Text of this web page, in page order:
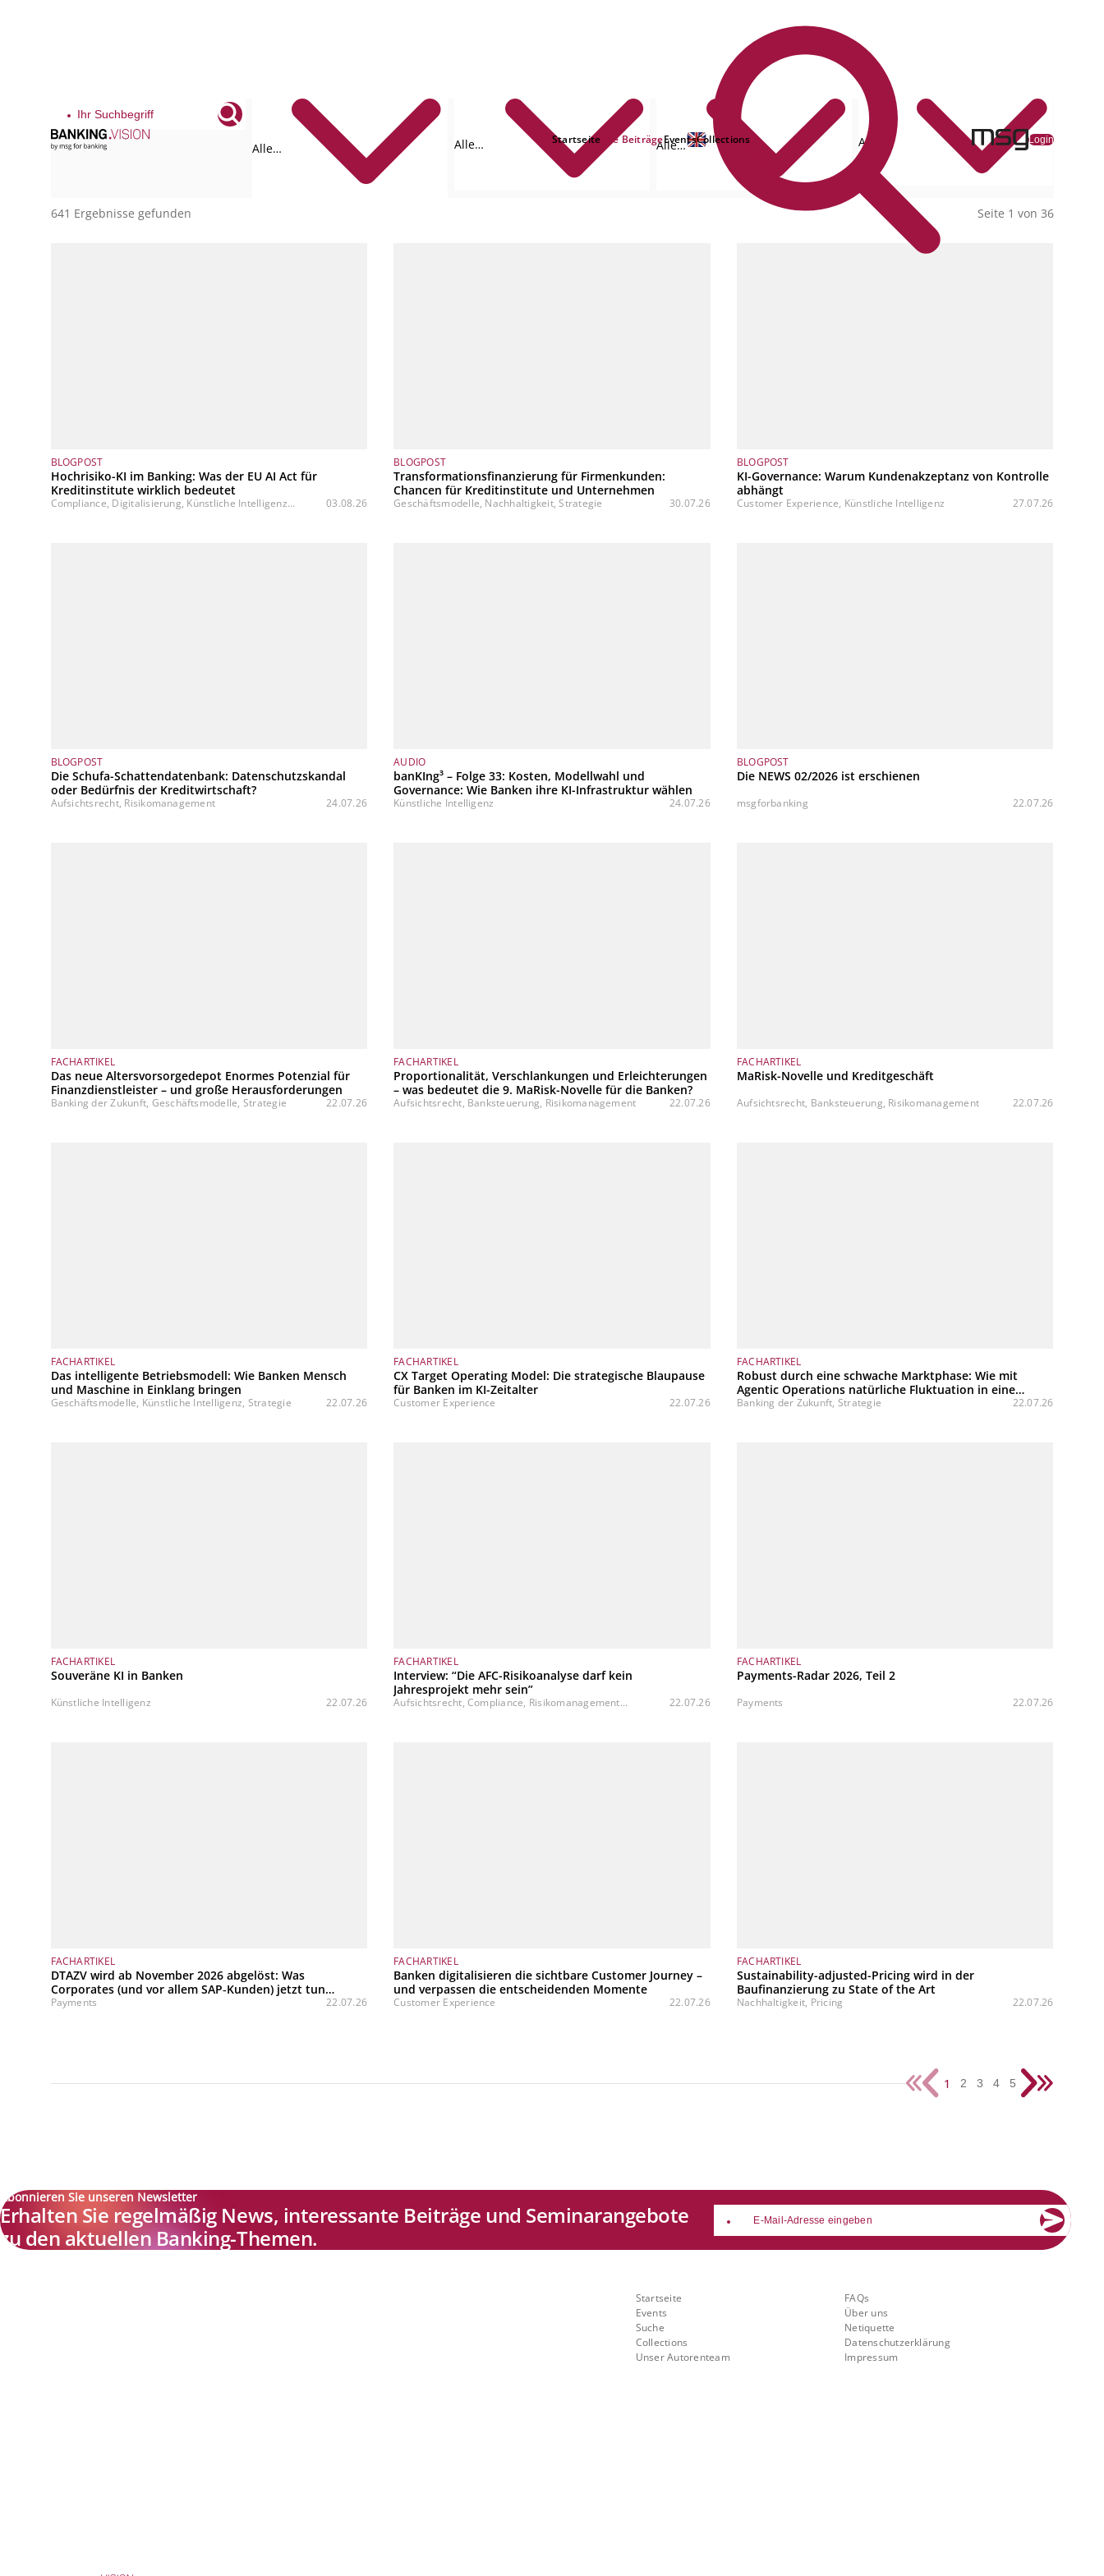
Startseite Alle BeiträgeEventsCollections Login
Alle
Alle
Alle
Alle
Collections
641 Ergebnisse gefunden Seite 1 von 36
BLOGPOST
Hochrisiko-KI im Banking: Was der EU AI Act für
Kreditinstitute wirklich bedeutet
Compliance, Digitalisierung, Künstliche Intelligenz... 03.08.26
BLOGPOST
Transformationsfinanzierung für Firmenkunden:
Chancen für Kreditinstitute und Unternehmen
Geschäftsmodelle, Nachhaltigkeit, Strategie 30.07.26
BLOGPOST
KI-Governance: Warum Kundenakzeptanz von Kontrolle
abhängt
Customer Experience, Künstliche Intelligenz 27.07.26
BLOGPOST
Die Schufa-Schattendatenbank: Datenschutzskandal
oder Bedürfnis der Kreditwirtschaft?
Aufsichtsrecht, Risikomanagement 24.07.26
AUDIO
banKIng³ – Folge 33: Kosten, Modellwahl und
Governance: Wie Banken ihre KI-Infrastruktur wählen
Künstliche Intelligenz 24.07.26
BLOGPOST
Die NEWS 02/2026 ist erschienen
msgforbanking 22.07.26
FACHARTIKEL
Das neue Altersvorsorgedepot Enormes Potenzial für
Finanzdienstleister – und große Herausforderungen
Banking der Zukunft, Geschäftsmodelle, Strategie 22.07.26
FACHARTIKEL
Proportionalität, Verschlankungen und Erleichterungen
– was bedeutet die 9. MaRisk-Novelle für die Banken?
Aufsichtsrecht, Banksteuerung, Risikomanagement 22.07.26
FACHARTIKEL
MaRisk-Novelle und Kreditgeschäft
Aufsichtsrecht, Banksteuerung, Risikomanagement 22.07.26
FACHARTIKEL
Das intelligente Betriebsmodell: Wie Banken Mensch
und Maschine in Einklang bringen
Geschäftsmodelle, Künstliche Intelligenz, Strategie 22.07.26
FACHARTIKEL
CX Target Operating Model: Die strategische Blaupause
für Banken im KI-Zeitalter
Customer Experience 22.07.26
FACHARTIKEL
Robust durch eine schwache Marktphase: Wie mit
Agentic Operations natürliche Fluktuation in eine
variable Kostenstruktur transformiert werden kann
Banking der Zukunft, Strategie 22.07.26
FACHARTIKEL
Souveräne KI in Banken
Künstliche Intelligenz 22.07.26
FACHARTIKEL
Interview: “Die AFC-Risikoanalyse darf kein
Jahresprojekt mehr sein”
Aufsichtsrecht, Compliance, Risikomanagement... 22.07.26
FACHARTIKEL
Payments-Radar 2026, Teil 2
Payments 22.07.26
FACHARTIKEL
DTAZV wird ab November 2026 abgelöst: Was
Corporates (und vor allem SAP‑Kunden) jetzt tun
müssen
Payments 22.07.26
FACHARTIKEL
Banken digitalisieren die sichtbare Customer Journey –
und verpassen die entscheidenden Momente
Customer Experience 22.07.26
FACHARTIKEL
Sustainability-adjusted-Pricing wird in der
Baufinanzierung zu State of the Art
Nachhaltigkeit, Pricing 22.07.26
1 2 3 4 5
Abonnieren Sie unseren Newsletter
Erhalten Sie regelmäßig News, interessante Beiträge und Seminarangebote
zu den aktuellen Banking-Themen.
email
Startseite
Events
Suche
Collections
Unser Autorenteam
FAQs
Über uns
Netiquette
Datenschutzerklärung
Impressum